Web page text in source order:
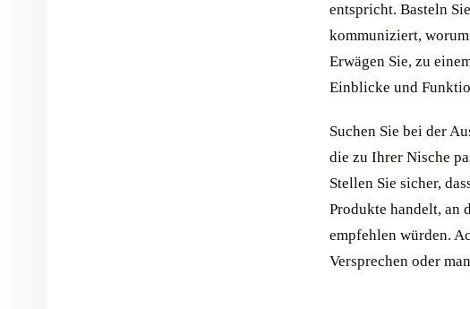
entspricht. Basteln
kommuniziert,
Erwägen Sie, zu
Einblicke und
Suchen Sie bei der
die zu Ihrer Nische
Stellen Sie sicher,
Produkte handelt, an
empfehlen würden.
Versprechen oder